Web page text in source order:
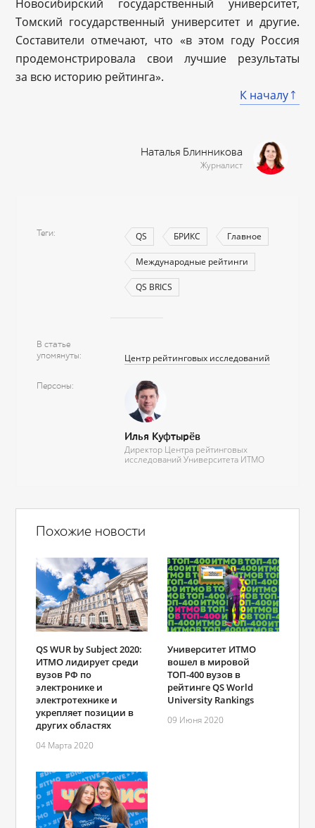
Новосибирский государственный университет,
Томский государственный университет и другие.
Составители отмечают, что «в этом году Россия
продемонстрировала свои лучшие результаты
за всю историю рейтинга».
К началу
Наталья Блинникова
Журналист
Теги QS БРИКС Главное
Международные рейтинги
QS BRICS
В статье
упомянуты
Центр рейтинговых исследований
Персоны
Илья Куфтырёв
Директор Центра рейтинговых
исследований Университета ИТМО
Похожие новости
QS WUR by Subject 2020:
ИТМО лидирует среди
вузов РФ по
электронике и
электротехнике и
укрепляет позиции в
других областях
04 Марта 2020
Университет ИТМО
вошел в мировой
ТОП-400 вузов в
рейтинге QS World
University Rankings
09 Июня 2020